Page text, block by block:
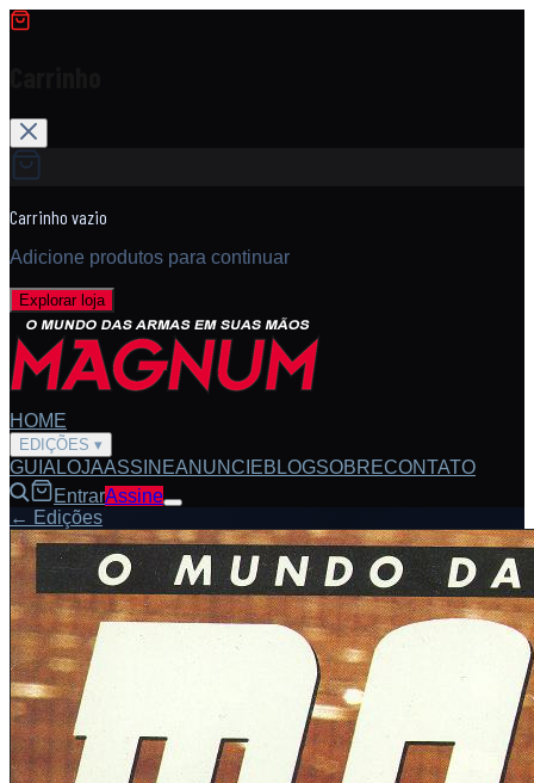
Carrinho vazio
Adicione produtos para continuar
Explorar loja
HOME
EDIÇÕES ▾
GUIA LOJAASSINEANUNCIEBLOGSOBRECONTATO
EntrarAssine
← Edições